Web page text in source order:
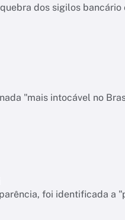
dos sigilos
"mais intocável no
foi identificada a